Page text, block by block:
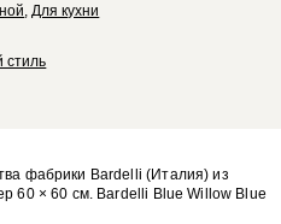
Для кухни
стиль
фабрики Bardelli (Италия) из
60 × 60 см. Bardelli Blue Willow Blue
элементами коллекции Blue